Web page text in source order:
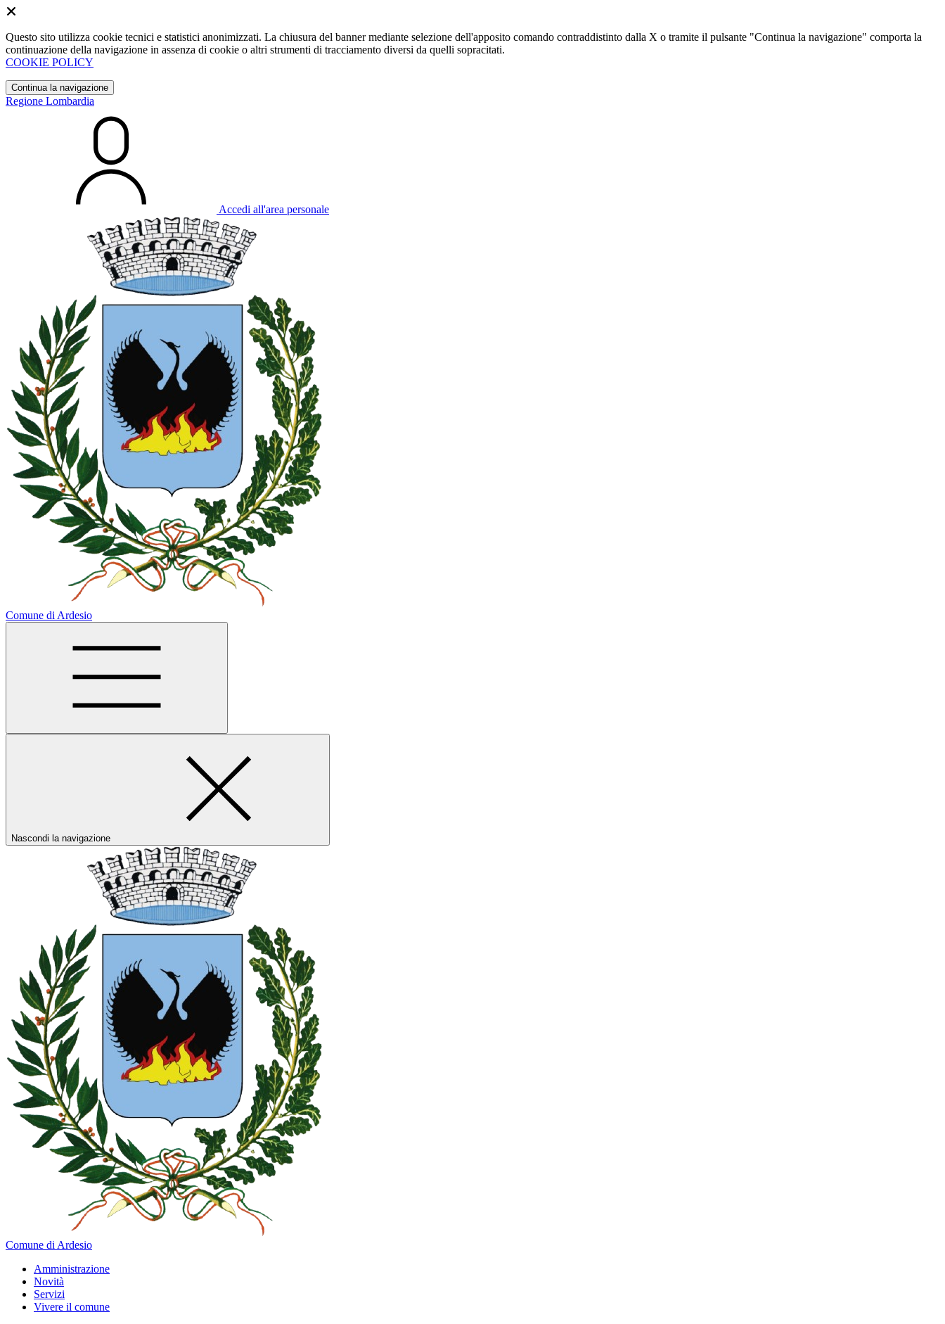
Questo sito utilizza cookie tecnici e statistici anonimizzati. La chiusura del banner mediante selezione dell'apposito comando contraddistinto dalla X o tramite il pulsante "Continua la navigazione" comporta la
continuazione della navigazione in assenza di cookie o altri strumenti di tracciamento diversi da quelli sopracitati.
COOKIE POLICY
Continua la navigazione
Regione Lombardia
Accedi all'area personale
Comune di Ardesio
Nascondi la navigazione
Comune di Ardesio
Amministrazione
Novità
Servizi
Vivere il comune